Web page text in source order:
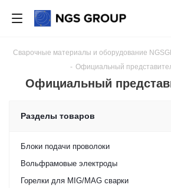
Сварочные материалы и оборудование
- Официальный
Официальный
Разделы товаров
Блоки подачи проволоки
Вольфрамовые электроды
Горелки для MIG/MAG сварки